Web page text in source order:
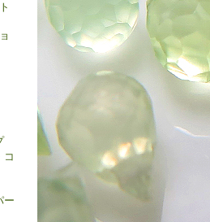
コ
ー